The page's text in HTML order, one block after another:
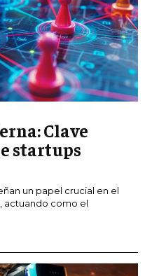
Clave
startups
un papel crucial en el
actuando como el